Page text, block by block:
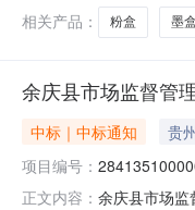
相关产品：
粉盒 墨盒
余庆县市场监督管
中标｜中标通知 贵
项目编号：
正文内容： 余庆县市场